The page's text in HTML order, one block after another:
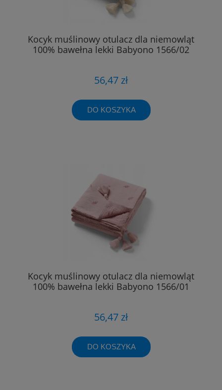
Kocyk muślinowy otulacz dla niemowląt
100% bawełna lekki Babyono 1566/02
56,47 zł
DO KOSZYKA
Kocyk muślinowy otulacz dla niemowląt
100% bawełna lekki Babyono 1566/01
56,47 zł
DO KOSZYKA